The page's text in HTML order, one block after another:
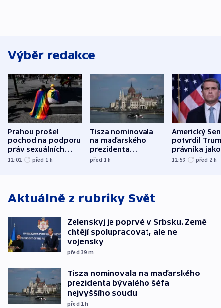
Výběr redakce
Prahou prošel
pochod na podporu
práv sexuálních
menšin
12:02 před 1 h
Tisza nominovala
na maďarského
prezidenta
bývalého šéfa
před 1h
Americký
potvrdil
právníka jako
ministra
12:53 před 2 h
Aktuálně z rubriky Svět
Zelenskyj je poprvé v Srbsku. Země
chtějí spolupracovat, ale ne
vojensky
před 39 m
Tisza nominovala na maďarského
prezidenta bývalého šéfa
nejvyššího soudu
před 1h